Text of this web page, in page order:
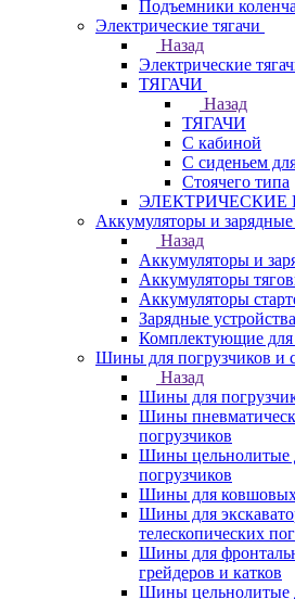
Подъемники
Электрические тягачи
Назад
Электрические
ТЯГАЧИ
Назад
ТЯГАЧИ
С кабиной
С сиденьем
Стоячего типа
Аккумуляторы и зарядные
Назад
Аккумуляторы и
Аккумуляторы
Аккумуляторы
Зарядные
Комплектующие
Шины для погрузчиков и
Назад
Шины для
Шины
погрузчиков
Шины цельнолитые
погрузчиков
Шины для ковшовых
Шины для
телескопических
Шины для
грейдеров и катков
Шины цельнолитые